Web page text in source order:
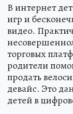
В интернет
игр и
видео.
торговых
родители
продать
девайс. Это
детей в